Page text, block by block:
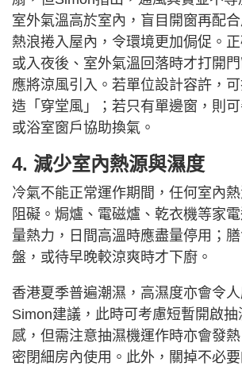
室外氣溫高於室內，盲目開窗再配
熱浪捲入屋內，令環境更加侷促。
或入夜後、室外氣溫回落時才打開
應將涼風引入。若單位設計容許，
造「穿堂風」；若只有單邊窗，則
或浴室窗戶協助換氣。
4. 減少室內熱源與濕度
冷氣不能正常運作期間，任何室內
阻礙。焗爐、電磁爐、乾衣機等家
量熱力，日間高溫時應盡量停用；
盤，或待早晚較涼爽時才下廚。
香港夏季普遍潮濕，高濕度亦會令
Simon建議，此時可考慮短暫開啟
感，但需注意抽濕機運作時亦會發
密閉細房內使用。此外，關掉不必